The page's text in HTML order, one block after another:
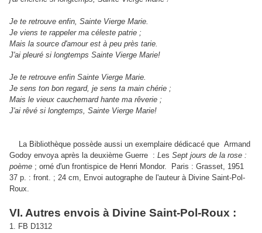
Je te retrouve enfin, Sainte Vierge Marie.
Je viens te rappeler ma céleste patrie ;
Mais la source d'amour est à peu près tarie.
J'ai pleuré si longtemps Sainte Vierge Marie!
Je te retrouve enfin Sainte Vierge Marie.
Je sens ton bon regard, je sens ta main chérie ;
Mais le vieux cauchemard hante ma rêverie ;
J'ai rêvé si longtemps, Sainte Vierge Marie!
La Bibliothèque possède aussi un exemplaire dédicacé que Armand
Godoy envoya après la deuxième Guerre : Les Sept jours de la rose :
poème ; orné d'un frontispice de Henri Mondor. Paris : Grasset, 1951
37 p. : front. ; 24 cm, Envoi autographe de l'auteur à Divine Saint-Pol-
Roux.
VI. Autres envois à Divine Saint-Pol-Roux :
1. FB D1312